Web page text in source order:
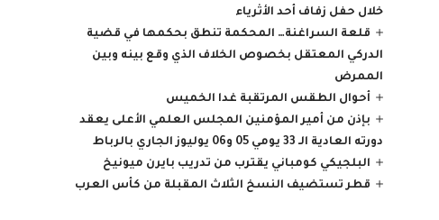
خلال حفل زفاف أحد الأثرياء
قلعة السراغنة… المحكمة تنطق بحكمها في قضية
الدركي المعتقل بخصوص الخلاف الذي وقع بينه وبين
الممرض
أحوال الطقس المرتقبة غدا الخميس
بإذن من أمير المؤمنين المجلس العلمي الأعلى يعقد
دورته العادية الـ 33 يومي 05 و06 يوليوز الجاري بالرباط
البلجيكي كومباني يقترب من تدريب بايرن ميونيخ
قطر تستضيف النسخ الثلاث المقبلة من كأس العرب